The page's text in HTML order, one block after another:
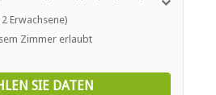
toilet and basin. There is a
bar fridge, flat screen TV, Wi-
Erwachsene)
Zimmer erlaubt
SIE DATEN